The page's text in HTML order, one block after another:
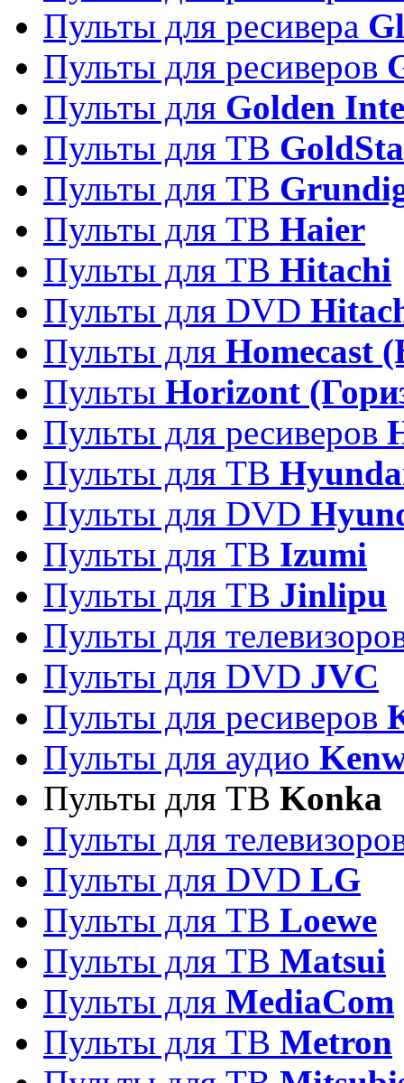
Пульты для ресивера
Пульты для ресиверов
Пульты для Golden
Пульты для ТВ
Пульты для ТВ
Пульты для ТВ Haier
Пульты для ТВ Hitachi
Пульты для DVD
Пульты для Homecast
Пульты Horizont
Пульты для ресиверов
Пульты для ТВ
Пульты для DVD
Пульты для ТВ Izumi
Пульты для ТВ Jinlipu
Пульты для
Пульты для DVD JVC
Пульты для ресиверов
Пульты для аудио
Пульты для ТВ Konka
Пульты для
Пульты для DVD LG
Пульты для ТВ Loewe
Пульты для ТВ Matsui
Пульты для MediaCom
Пульты для ТВ Metron